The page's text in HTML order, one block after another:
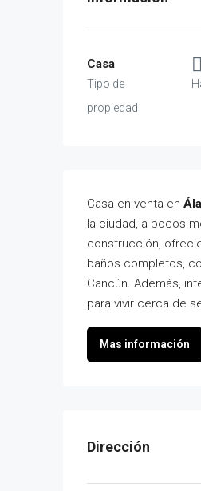
Casa
Casa en venta en
la ciudad, a pocos
construcción,
baños completos,
Cancún. Además,
para vivir cerca de